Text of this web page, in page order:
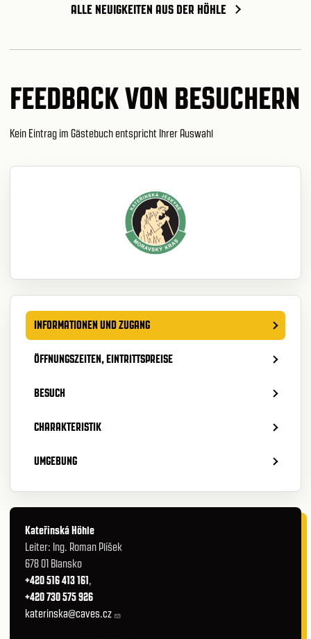
ALLE NEUIGKEITEN AUS DER HÖHLE
FEEDBACK VON BESUCHERN
Kein Eintrag im Gästebuch entspricht Ihrer Auswahl
INFORMATIONEN UND ZUGANG
ÖFFNUNGSZEITEN, EINTRITTSPREISE
BESUCH
CHARAKTERISTIK
UMGEBUNG
Kateřinská Höhle
Leiter: Ing. Roman Plíšek
678 01 Blansko
+420 516 413 161,
+420 730 575 926
katerinska@caves.cz